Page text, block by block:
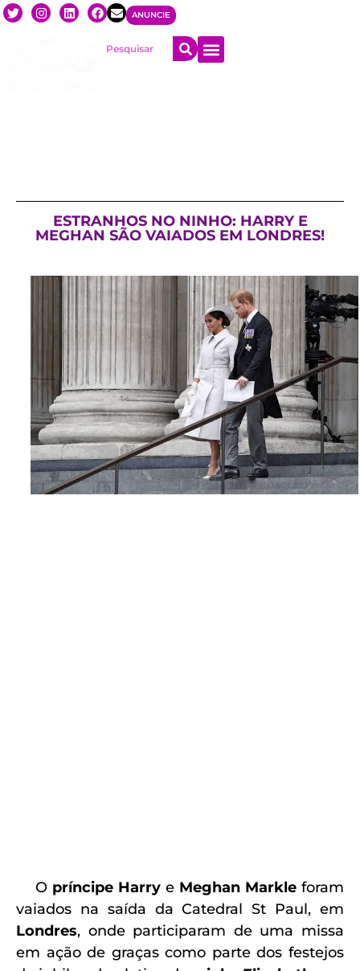
ANUNCIE
ESTRANHOS NO NINHO: HARRY E
MEGHAN SÃO VAIADOS EM LONDRES!
O príncipe Harry e Meghan Markle foram
vaiados na saída da Catedral St Paul, em
Londres, onde participaram de uma missa
em ação de graças como parte dos festejos